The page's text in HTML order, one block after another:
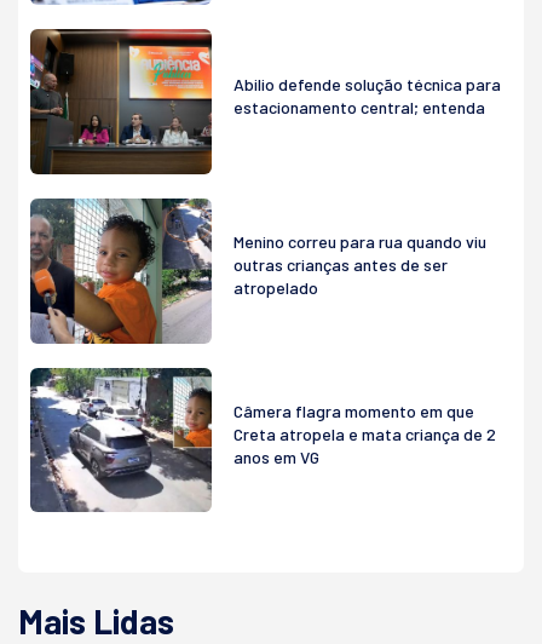
Abilio defende solução técnica para
estacionamento central; entenda
Menino correu para rua quando viu
outras crianças antes de ser
atropelado
Câmera flagra momento em que
Creta atropela e mata criança de 2
anos em VG
Mais Lidas